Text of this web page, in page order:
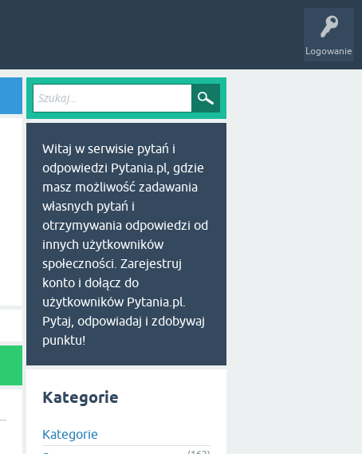
Logowanie
Witaj w serwisie pytań i
odpowiedzi Pytania.pl, gdzie
masz możliwość zadawania
własnych pytań i
otrzymywania odpowiedzi od
innych użytkowników
społeczności. Zarejestruj
konto i dołącz do
użytkowników Pytania.pl.
Pytaj, odpowiadaj i zdobywaj
punktu!
Kategorie
Kategorie